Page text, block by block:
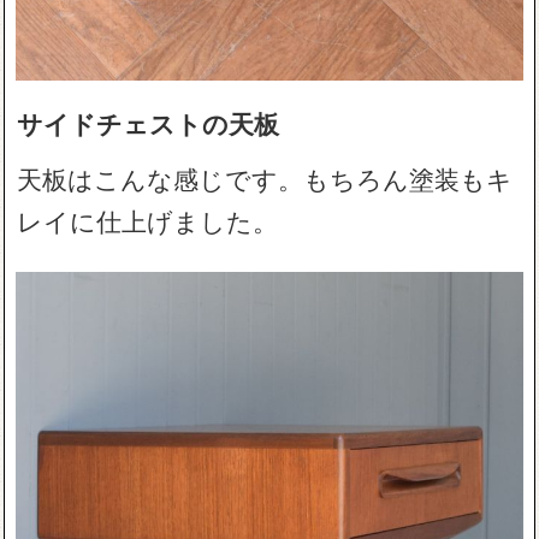
サイドチェストの天板
天板はこんな感じです。もちろん塗装もキ
レイに仕上げました。